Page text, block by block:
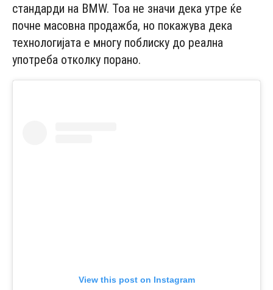
стандарди на BMW. Тоа не значи дека утре ќе
почне масовна продажба, но покажува дека
технологијата е многу поблиску до реална
употреба отколку порано.
View this post on Instagram